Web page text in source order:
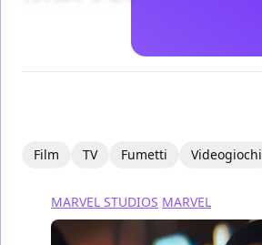
Film TV Fumetti Videogiochi
MARVEL STUDIOS MARVEL